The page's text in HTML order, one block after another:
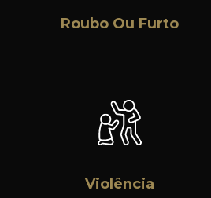
Roubo Ou Furto
Violência